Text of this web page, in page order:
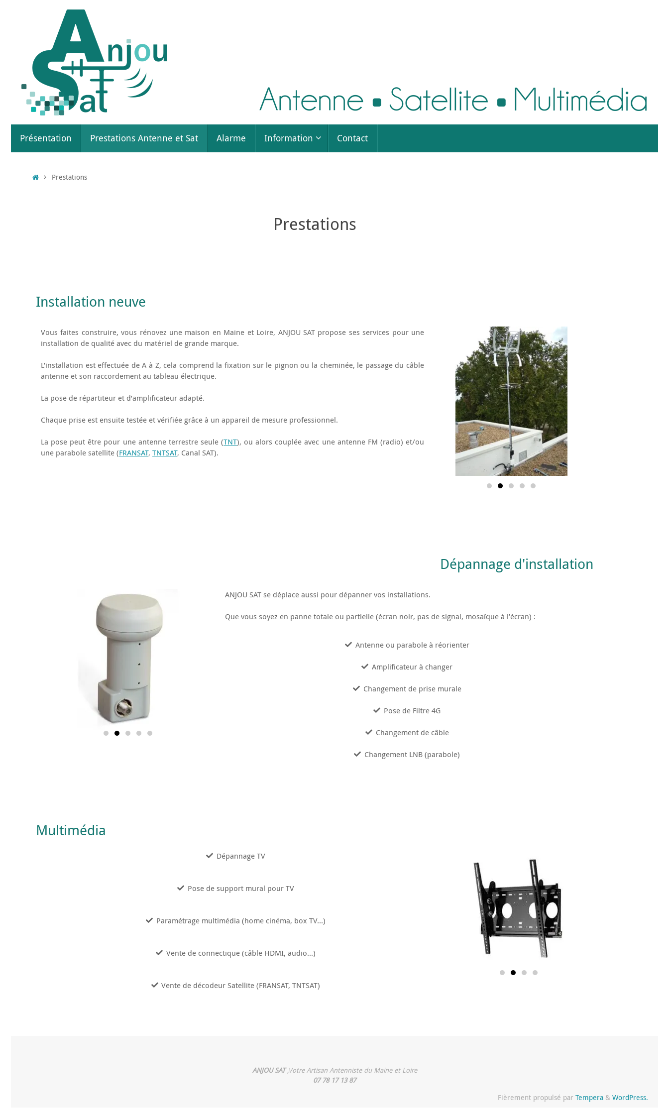
Présentation Prestations Antenne et Sat Alarme Information Contact
Prestations
Prestations
Installation neuve
Vous faites construire, vous rénovez une maison en Maine et Loire, ANJOU SATpropose ses services pour une
installation de qualité avec du matériel de grande marque.
L’installation est effectuée de A à Z, cela comprend la fixation sur le pignon ou la cheminée, le passage du câble
antenne et son raccordement au tableau électrique.
La pose de répartiteur et d’amplificateur adapté.
Chaque prise est ensuite testée et vérifiée grâce à un appareil de mesure professionnel.
La pose peut être pour une antenne terrestre seule (TNT), ou alors couplée avec une antenne FM (radio) et/ou
une parabole satellite (FRANSAT, TNTSAT, Canal SAT).
Dépannage d'installation
ANJOU SAT se déplace aussi pour dépanner vos installations.
Que vous soyez en panne totale ou partielle (écran noir, pas de signal, mosaïque à l’écran) :
Antenne ou parabole à réorienter
Amplificateur à changer
Changement de prise murale
Pose de Filtre 4G
Changement de câble
Changement LNB (parabole)
Multimédia
Dépannage TV
Pose de support mural pour TV
Paramétrage multimédia (home cinéma, box TV...)
Vente de connectique (câble HDMI, audio...)
Vente de décodeur Satellite (FRANSAT, TNTSAT)
ANJOU SAT,Votre Artisan Antenniste du Maine et Loire
07 78 17 13 87
Fièrement propulsé par Tempera & WordPress.